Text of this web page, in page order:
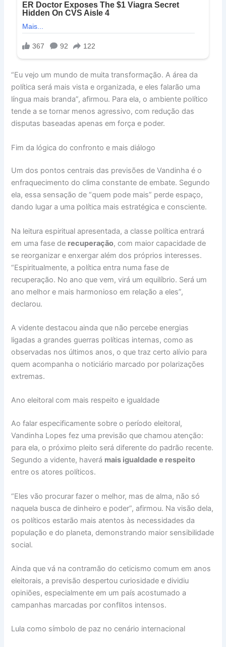
“Eu vejo um mundo de muita transformação. A área da
política será mais vista e organizada, e eles falarão uma
língua mais branda”, afirmou. Para ela, o ambiente político
tende a se tornar menos agressivo, com redução das
disputas baseadas apenas em força e poder.
Fim da lógica do confronto e mais diálogo
Um dos pontos centrais das previsões de Vandinha é o
enfraquecimento do clima constante de embate. Segundo
ela, essa sensação de “quem pode mais” perde espaço,
dando lugar a uma política mais estratégica e consciente.
Na leitura espiritual apresentada, a classe política entrará
em uma fase de recuperação, com maior capacidade de
se reorganizar e enxergar além dos próprios interesses.
“Espiritualmente, a política entra numa fase de
recuperação. No ano que vem, virá um equilíbrio. Será um
ano melhor e mais harmonioso em relação a eles”,
declarou.
A vidente destacou ainda que não percebe energias
ligadas a grandes guerras políticas internas, como as
observadas nos últimos anos, o que traz certo alívio para
quem acompanha o noticiário marcado por polarizações
extremas.
Ano eleitoral com mais respeito e igualdade
Ao falar especificamente sobre o período eleitoral,
Vandinha Lopes fez uma previsão que chamou atenção:
para ela, o próximo pleito será diferente do padrão recente.
Segundo a vidente, haverá mais igualdade e respeito
entre os atores políticos.
“Eles vão procurar fazer o melhor, mas de alma, não só
naquela busca de dinheiro e poder”, afirmou. Na visão dela,
os políticos estarão mais atentos às necessidades da
população e do planeta, demonstrando maior sensibilidade
social.
Ainda que vá na contramão do ceticismo comum em anos
eleitorais, a previsão despertou curiosidade e dividiu
opiniões, especialmente em um país acostumado a
campanhas marcadas por conflitos intensos.
Lula como símbolo de paz no cenário internacional